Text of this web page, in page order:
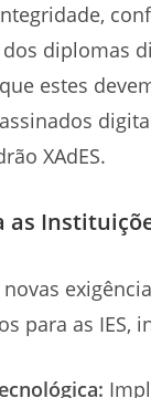
diplomas
estes
XAdES.
as
para as IES,